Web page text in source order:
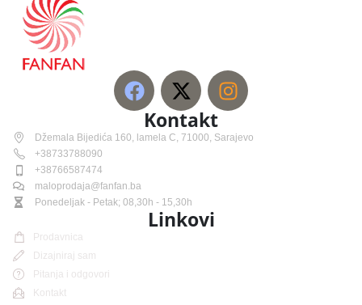
Kontakt
Džemala Bijedića 160, lamela C, 71000, Sarajevo
+38733788090
+38766587474
maloprodaja@fanfan.ba
Ponedeljak - Petak; 08,30h - 15,30h
Linkovi
Prodavnica
Dizajniraj sam
Pitanja i odgovori
Kontakt